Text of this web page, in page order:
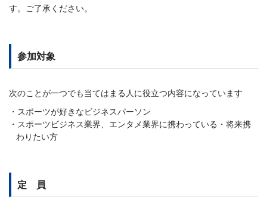
す。ご了承ください。
参加対象
次のことが一つでも当てはまる人に役立つ内容になっています
スポーツが好きなビジネスパーソン
スポーツビジネス業界、エンタメ業界に携わっている・将来携
わりたい方
定 員